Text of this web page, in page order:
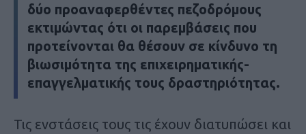
δύο προαναφερθέντες πεζοδρόμους
εκτιμώντας ότι οι παρεμβάσεις που
προτείνονται θα θέσουν σε κίνδυνο τη
βιωσιμότητα της επιχειρηματικής-
επαγγελματικής τους δραστηριότητας.
Τις ενστάσεις τους τις έχουν διατυπώσει και